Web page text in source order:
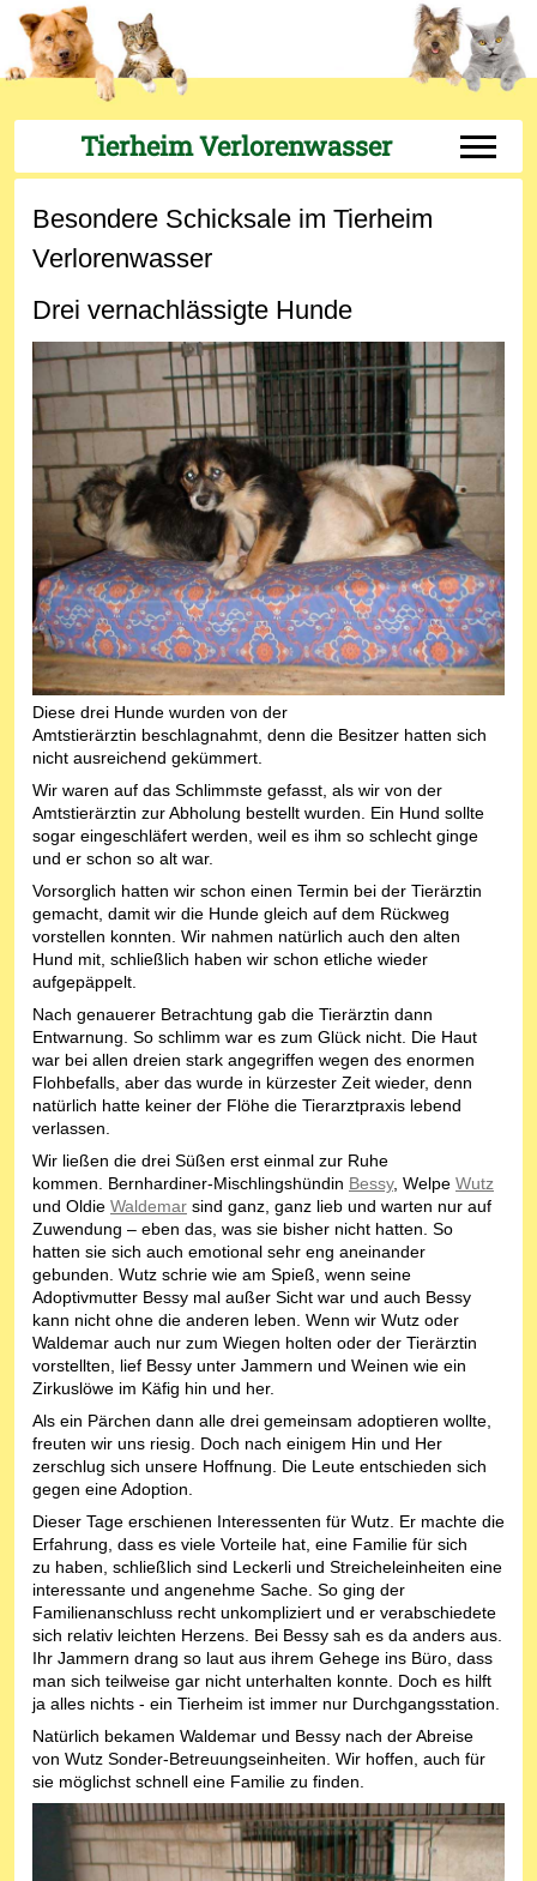
Tierheim Verlorenwasser Off-
Besondere Schicksale im Tierheim
Verlorenwasser
Drei vernachlässigte Hunde
Diese drei Hunde wurden von der
Amtstierärztin beschlagnahmt, denn die Besitzer hatten sich
nicht ausreichend gekümmert.
Wir waren auf das Schlimmste gefasst, als wir von der
Amtstierärztin zur Abholung bestellt wurden. Ein Hund sollte
sogar eingeschläfert werden, weil es ihm so schlecht ginge
und er schon so alt war.
Vorsorglich hatten wir schon einen Termin bei der Tierärztin
gemacht, damit wir die Hunde gleich auf dem Rückweg
vorstellen konnten. Wir nahmen natürlich auch den alten
Hund mit, schließlich haben wir schon etliche wieder
aufgepäppelt.
Nach genauerer Betrachtung gab die Tierärztin dann
Entwarnung. So schlimm war es zum Glück nicht. Die Haut
war bei allen dreien stark angegriffen wegen des enormen
Flohbefalls, aber das wurde in kürzester Zeit wieder, denn
natürlich hatte keiner der Flöhe die Tierarztpraxis lebend
verlassen.
Wir ließen die drei Süßen erst einmal zur Ruhe
kommen. Bernhardiner-Mischlingshündin Bessy, Welpe Wutz
und Oldie Waldemar sind ganz, ganz lieb und warten nur auf
Zuwendung – eben das, was sie bisher nicht hatten. So
hatten sie sich auch emotional sehr eng aneinander
gebunden. Wutz schrie wie am Spieß, wenn seine
Adoptivmutter Bessy mal außer Sicht war und auch Bessy
kann nicht ohne die anderen leben. Wenn wir Wutz oder
Waldemar auch nur zum Wiegen holten oder der Tierärztin
vorstellten, lief Bessy unter Jammern und Weinen wie ein
Zirkuslöwe im Käfig hin und her.
Als ein Pärchen dann alle drei gemeinsam adoptieren wollte,
freuten wir uns riesig. Doch nach einigem Hin und Her
zerschlug sich unsere Hoffnung. Die Leute entschieden sich
gegen eine Adoption.
Dieser Tage erschienen Interessenten für Wutz. Er machte die
Erfahrung, dass es viele Vorteile hat, eine Familie für sich
zu haben, schließlich sind Leckerli und Streicheleinheiten eine
interessante und angenehme Sache. So ging der
Familienanschluss recht unkompliziert und er verabschiedete
sich relativ leichten Herzens. Bei Bessy sah es da anders aus.
Ihr Jammern drang so laut aus ihrem Gehege ins Büro, dass
man sich teilweise gar nicht unterhalten konnte. Doch es hilft
ja alles nichts - ein Tierheim ist immer nur Durchgangsstation.
Natürlich bekamen Waldemar und Bessy nach der Abreise
von Wutz Sonder-Betreuungseinheiten. Wir hoffen, auch für
sie möglichst schnell eine Familie zu finden.